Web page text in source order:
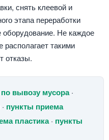
снять клеевой и
этапа переработки
оборудование. Не каждое
такими
отказы.
вывозу мусора·
· пункты приема
пластика· пункты